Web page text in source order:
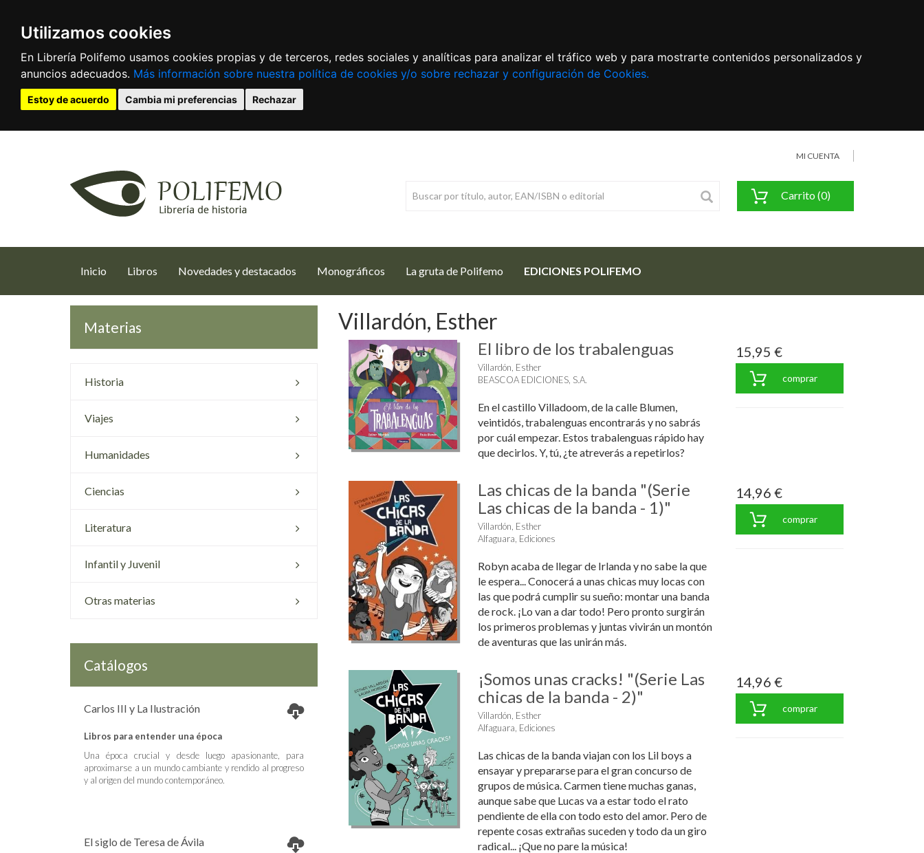
Utilizamos cookies
En Librería Polifemo usamos cookies propias y de terceros, redes sociales y analíticas para analizar el tráfico web y para mostrarte contenidos personalizados y
anuncios adecuados. Más información sobre nuestra política de cookies y/o sobre rechazar y configuración de Cookies.
Estoy de acuerdo Cambia mi preferencias Rechazar
MI CUENTA
Carrito (0)
Inicio (current)
Libros Novedades y destacados Monográficos La gruta de Polifemo EDICIONES POLIFEMO
Materias
Historia
Viajes
Humanidades
Ciencias
Literatura
Infantil y Juvenil
Otras materias
Catálogos
Carlos III y La Ilustración
Libros para entender una época
Una época crucial y desde luego apasionante, para
aproximarse a un mundo cambiante y rendido al progreso
y al origen del mundo contemporáneo.
El siglo de Teresa de Ávila
Villardón, Esther
El libro de los trabalenguas
Villardón, Esther
BEASCOA EDICIONES, S.A.
En el castillo Villadoom, de la calle Blumen,
veintidós, trabalenguas encontrarás y no sabrás
por cuál empezar. Estos trabalenguas rápido hay
que decirlos. Y, tú, ¿te atreverás a repetirlos?
15,95 €
comprar
Las chicas de la banda "(Serie
Las chicas de la banda - 1)"
Villardón, Esther
Alfaguara, Ediciones
Robyn acaba de llegar de Irlanda y no sabe la que
le espera... Conocerá a unas chicas muy locas con
las que podrá cumplir su sueño: montar una banda
de rock. ¡Lo van a dar todo! Pero pronto surgirán
los primeros problemas y juntas vivirán un montón
de aventuras que las unirán más.
14,96 €
comprar
¡Somos unas cracks! "(Serie Las
chicas de la banda - 2)"
Villardón, Esther
Alfaguara, Ediciones
Las chicas de la banda viajan con los Lil boys a
ensayar y prepararse para el gran concurso de
grupos de música. Carmen tiene muchas ganas,
aunque sabe que Lucas va a estar todo el rato
pendiente de ella con todo esto del amor. Pero de
repente cosas extrañas suceden y todo da un giro
radical... ¡Que no pare la música!
14,96 €
comprar